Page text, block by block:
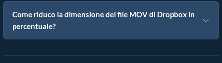
Come riduco la dimensione del file MOV di Dropbox in
percentuale?